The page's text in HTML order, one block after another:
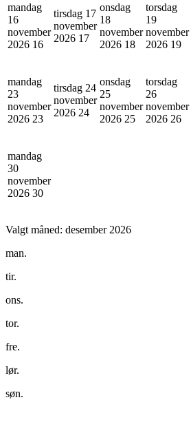
mandag
16
november
2026 16
tirsdag 17
november
2026 17
onsdag
18
november
2026 18
torsdag
19
november
2026 19
mandag
23
november
2026 23
tirsdag 24
november
2026 24
onsdag
25
november
2026 25
torsdag
26
november
2026 26
mandag
30
november
2026 30
Valgt måned: desember 2026
man.
tir.
ons.
tor.
fre.
lør.
søn.